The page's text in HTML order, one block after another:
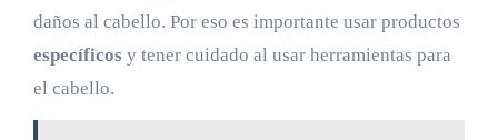
daños al cabello. Por eso es importante usar productos
específicos y tener cuidado al usar herramientas para
el cabello.